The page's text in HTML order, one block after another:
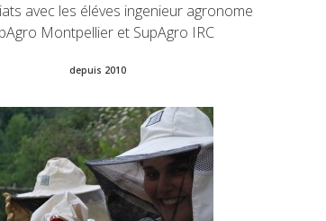
avec les éléves ingenieur agronome
Montpellier et SupAgro IRC
depuis 2010